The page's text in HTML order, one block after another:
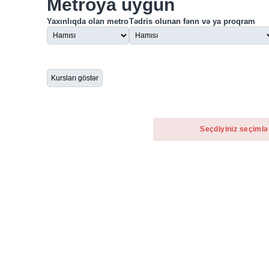
Metroya uyğun
Yaxınlıqda olan metroTədris olunan fənn və ya proqram
Seçdiyiniz